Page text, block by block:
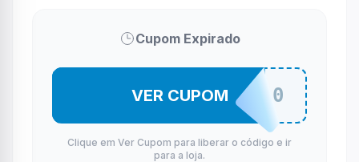
Cupom Expirado
SAMSSG100
VER CUPOM
Clique em Ver Cupom para liberar o código e ir
para a loja.